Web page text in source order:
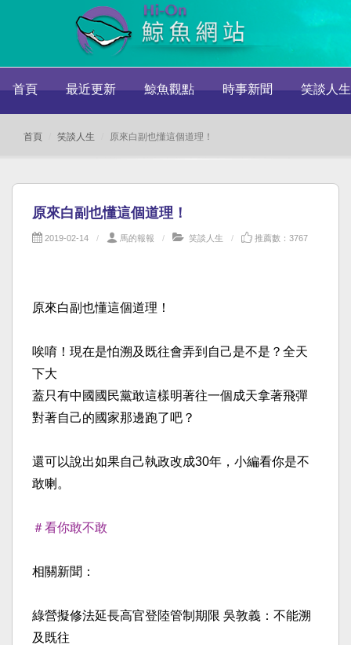
首頁 最近更新 鯨魚觀點 時事新聞 笑談人生
首頁 笑談人生 原來白副也懂這個道理！
原來白副也懂這個道理！
2019-02-14 馬的報報 笑談人生 推薦數：3767
原來白副也懂這個道理！
唉唷！現在是怕溯及既往會弄到自己是不是？全天
下大
蓋只有中國國民黨敢這樣明著往一個成天拿著飛彈
對著自己的國家那邊跑了吧？
還可以說出如果自己執政改成30年，小編看你是不
敢喇。
＃看你敢不敢
相關新聞：
綠營擬修法延長高官登陸管制期限 吳敦義：不能溯
及既往